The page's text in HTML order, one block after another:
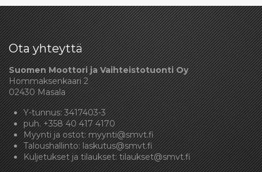
Ota yhteyttä
Suomen Moottori ja Vaihteistotuonti Oy
Hommaksenkaari 2
02430 Masala
Y-tunnus: 3417403-3
puh.+358 40 417 4170
Myynti ja ostot:myynti@smvt.fi
Taloushallinto:laskutus@smvt.fi
Kuljetukset ja tilaukset:tilaukset@smvt.fi